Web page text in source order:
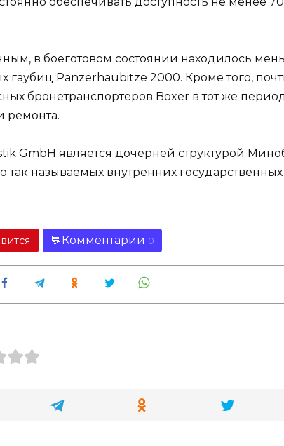
в боеготовом состоянии находилось
гаубиц Panzerhaubitze 2000. Кроме того,
бронетранспортеров Boxer в тот же период
ремонта.
GmbH является дочерней структурой
так называемых внутренних
Комментарии 0